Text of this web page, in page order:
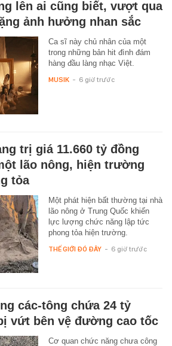
lên ai cũng biết, vượt qua
ảnh hưởng nhan sắc
Ca sĩ này chủ nhân của một
trong những bản hit đình đám
hàng đầu làng nhạc Việt.
MUSIK - 6 giờ trước
trị giá 11.660 tỷ đồng
lão nông, hiện trường
tỏa
Một phát hiện bất thường tại nhà
lão nông ở Trung Quốc khiến
lực lượng chức năng lập tức
phong tỏa hiện trường.
THẾ GIỚI ĐÓ ĐÂY - 6 giờ trước
các-tông chứa 24 tỷ
vứt bên vệ đường cao tốc
Cơ quan chức năng chưa công